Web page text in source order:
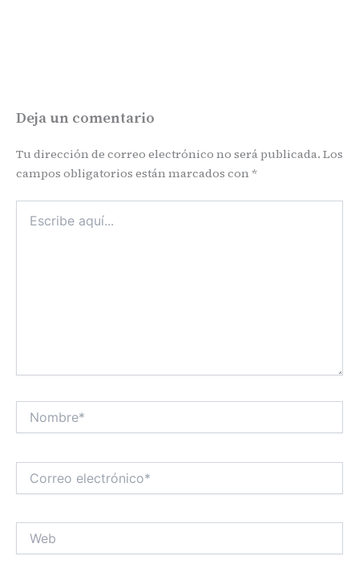
Deja un comentario
Tu dirección de correo electrónico no será publicada. Los
campos obligatorios están marcados con *
aquí...
Nombre*
electrónico*
Web